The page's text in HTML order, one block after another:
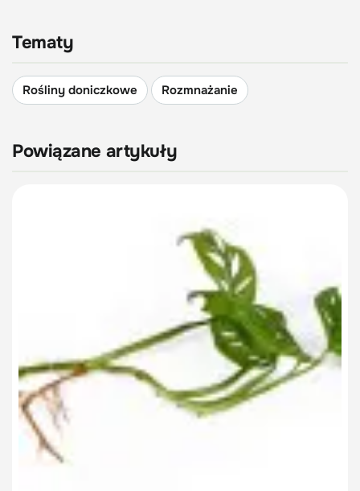
Tematy
Rośliny doniczkowe Rozmnażanie
Powiązane artykuły